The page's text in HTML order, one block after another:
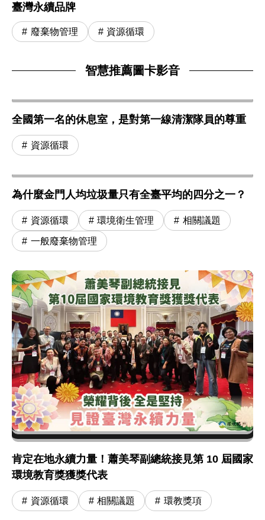
臺灣永續品牌
廢棄物管理 資源循環
智慧推薦圖卡影音
全國第一名的休息室，是對第一線清潔隊員的尊重
資源循環
為什麼金門人均垃圾量只有全臺平均的四分之一？
資源循環 環境衛生管理 相關議題
一般廢棄物管理
肯定在地永續力量！蕭美琴副總統接見第 10 屆國家
環境教育獎獲獎代表
資源循環 相關議題 環教獎項